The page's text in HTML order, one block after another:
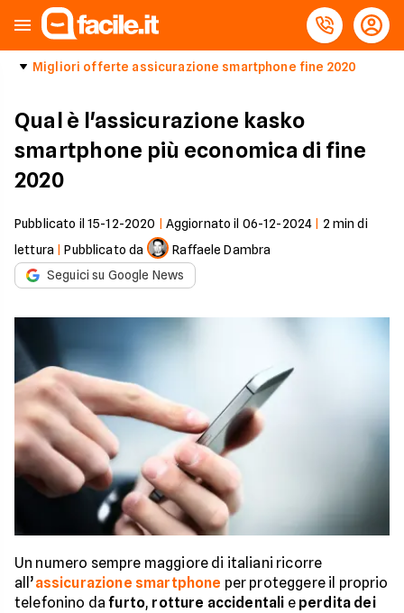
Migliori offerte assicurazione smartphone fine 2020
Qual è l'assicurazione kasko
smartphone più economica di fine
2020
Pubblicato il 15-12-2020 Aggiornato il 06-12-2024 2 min di
lettura |Pubblicato da
Raffaele Dambra
Seguici su Google News
Un numero sempre maggiore di italiani ricorre
all’assicurazione smartphone per proteggere il proprio
telefonino dafurto, rotture accidentali e perdita dei